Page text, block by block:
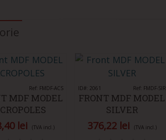
place Ref: FMDF-ACS
MDF MODEL
lei (TVA incl.)
Îmi place
ID#: 2061 Ref: FMDF-SIR
FRONT MDF MODEL
SILVER
376,22 lei (TVA incl.)